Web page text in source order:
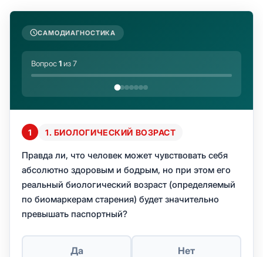
САМОДИАГНОСТИКА
Вопрос1 из 7
1 1. БИОЛОГИЧЕСКИЙ ВОЗРАСТ
Правда ли, что человек может чувствовать себя
абсолютно здоровым и бодрым, но при этом его
реальный биологический возраст (определяемый
по биомаркерам старения) будет значительно
превышать паспортный?
Да Нет